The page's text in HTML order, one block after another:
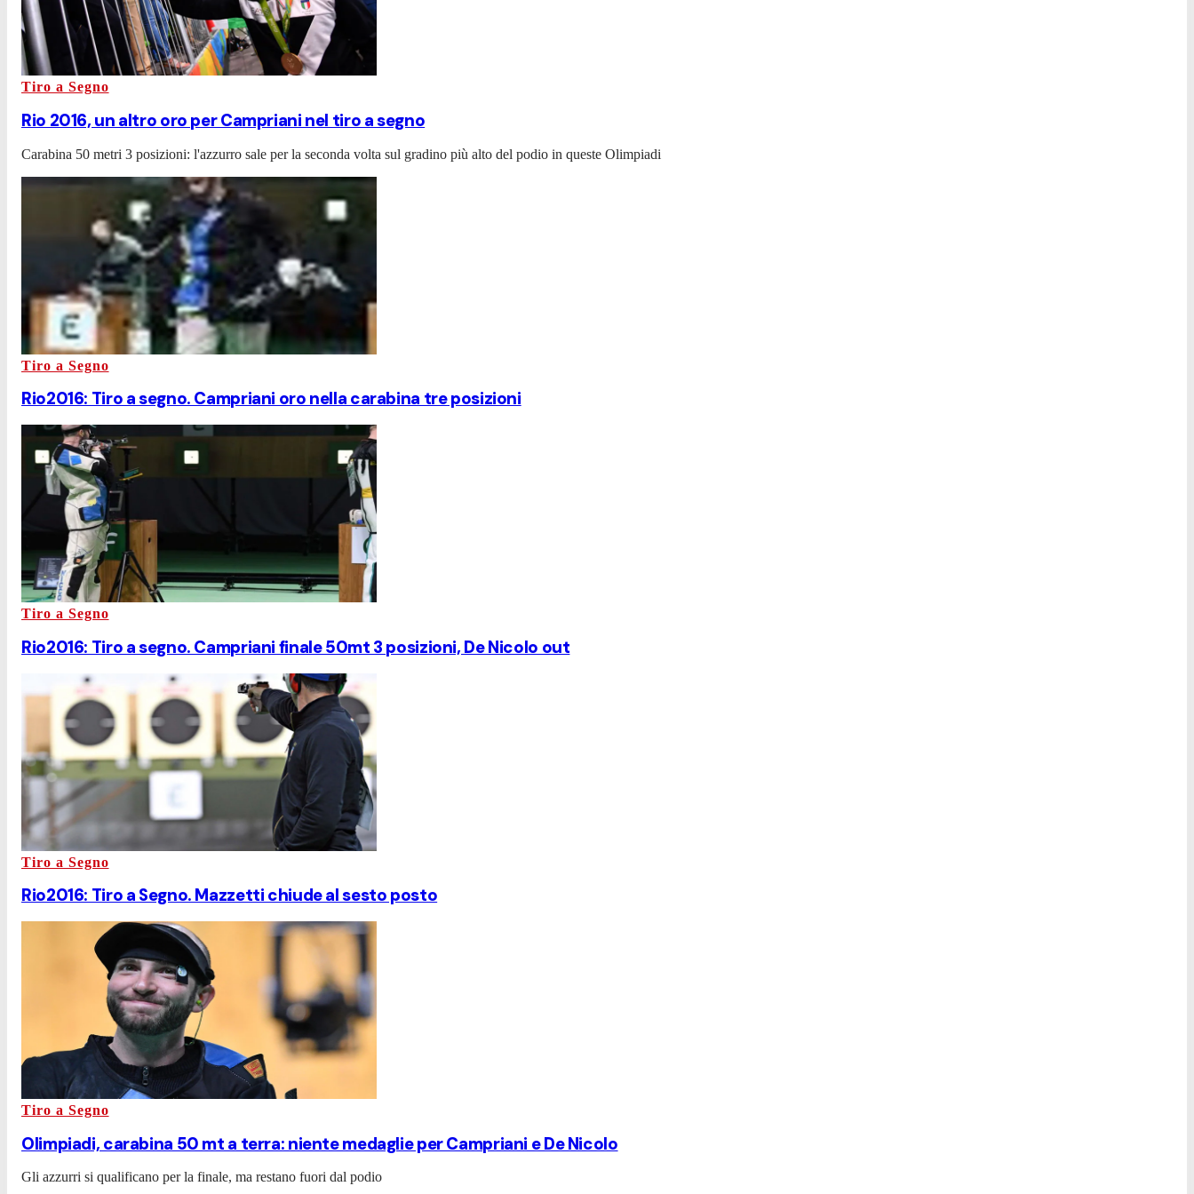
Tiro a Segno
Rio 2016, un altro oro per Campriani nel tiro a segno
Carabina 50 metri 3 posizioni: l'azzurro sale per la seconda volta sul gradino più alto del podio in queste Olimpiadi
Tiro a Segno
Rio2016: Tiro a segno. Campriani oro nella carabina tre posizioni
Tiro a Segno
Rio2016: Tiro a segno. Campriani finale 50mt 3 posizioni, De Nicolo out
Tiro a Segno
Rio2016: Tiro a Segno. Mazzetti chiude al sesto posto
Tiro a Segno
Olimpiadi, carabina 50 mt a terra: niente medaglie per Campriani e De Nicolo
Gli azzurri si qualificano per la finale, ma restano fuori dal podio